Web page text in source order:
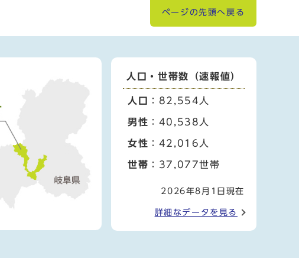
ページの先頭へ戻る
人口・世帯数（速報値）
人口 ：82,554人
男性 ：40,538人
女性 ：42,016人
世帯 ：37,077世帯
2026年8月1日現在
詳細なデータを見る